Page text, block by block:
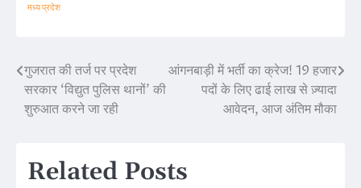
मध्य प्रदेश
Post
navigation
गुजरात की तर्ज पर प्रदेश
सरकार ‘विद्युत पुलिस थानों’ की
शुरुआत करने जा रही
आंगनबाड़ी में भर्ती का क्रेज! 19 हजार
पदों के लिए ढाई लाख से ज़्यादा
आवेदन, आज अंतिम मौका
Related Posts